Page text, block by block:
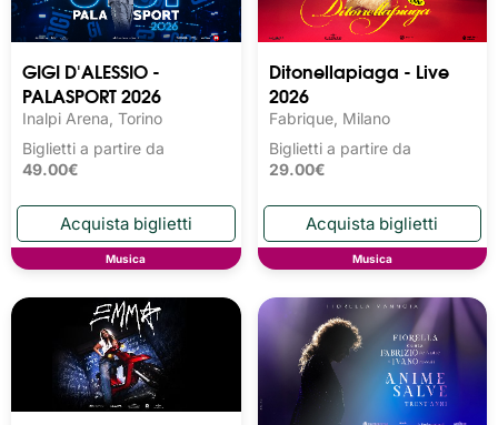
GIGI D'ALESSIO -
PALASPORT 2026
Inalpi Arena, Torino
Biglietti a partire da
49.00€
Musica
Ditonellapiaga - Live
2026
Fabrique, Milano
Biglietti a partire da
29.00€
Musica